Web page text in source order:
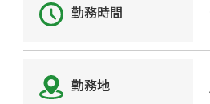
勤務時間
勤務地